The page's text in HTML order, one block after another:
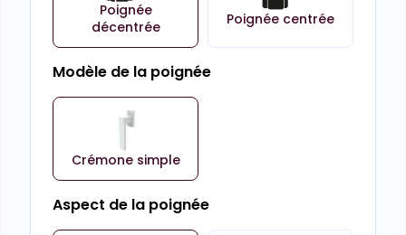
Poignée
décentrée
Poignée centrée
Modèle de la poignée
Crémone simple
Aspect de la poignée